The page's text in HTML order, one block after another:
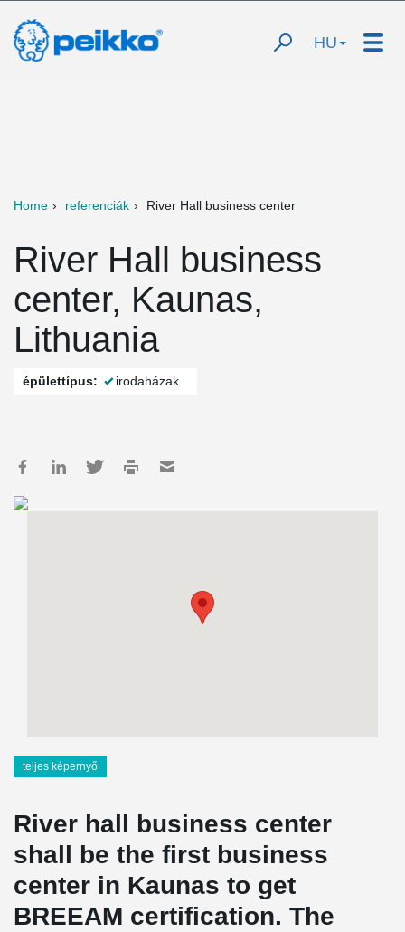
HU
Home referenciák River Hall business center
River Hall business
center, Kaunas,
Lithuania
épülettípus: irodaházak
teljes képernyő
River hall business center
shall be the first business
center in Kaunas to get
BREEAM certification. The